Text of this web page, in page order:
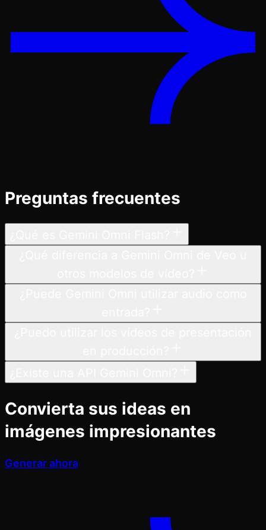
Preguntas frecuentes
Convierta sus ideas en
imágenes impresionantes
Generar ahora